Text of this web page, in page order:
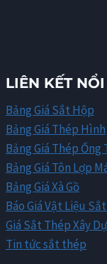
LIÊN KẾT
Bảng Giá Sắt Hộp
Bảng Giá Thép Hình
Bảng Giá Thép Ống
Bảng Giá Tôn Lợp
Bảng Giá Xà Gồ
Báo Giá Vật Liệu
Giá Sắt Thép Xây
Tin tức sắt thép